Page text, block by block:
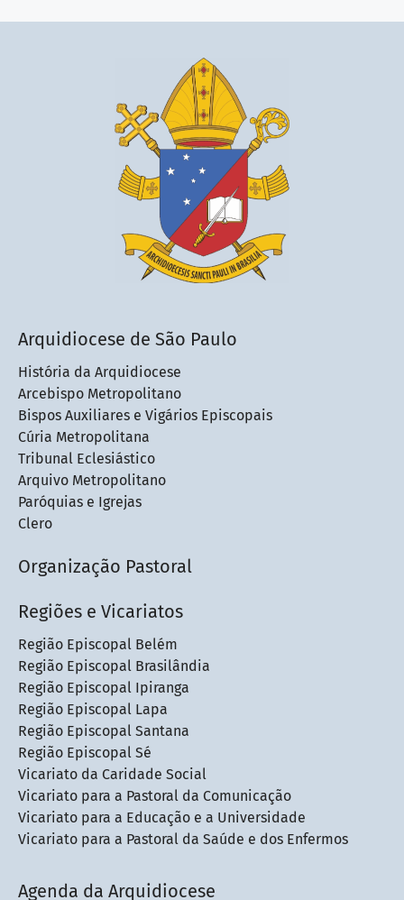
Arquidiocese de São Paulo
História da Arquidiocese
Arcebispo Metropolitano
Bispos Auxiliares e Vigários Episcopais
Cúria Metropolitana
Tribunal Eclesiástico
Arquivo Metropolitano
Paróquias e Igrejas
Clero
Organização Pastoral
Regiões e Vicariatos
Região Episcopal Belém
Região Episcopal Brasilândia
Região Episcopal Ipiranga
Região Episcopal Lapa
Região Episcopal Santana
Região Episcopal Sé
Vicariato da Caridade Social
Vicariato para a Pastoral da Comunicação
Vicariato para a Educação e a Universidade
Vicariato para a Pastoral da Saúde e dos Enfermos
Agenda da Arquidiocese